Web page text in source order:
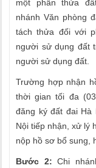
một phần thửa
nhánh Văn phòng
tách thửa đối với
người sử dụng đất
người sử dụng đất.
Trường hợp nhận
thời gian tối đa
đăng ký đất đai Hà
Nội tiếp nhận, xử lý
nộp hồ sơ bổ sung,
Bước 2: Chi